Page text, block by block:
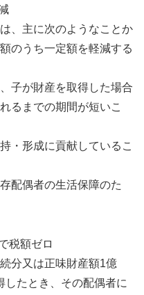
、主に次のようなことか
のうち一定額を軽減する
子が財産を取得した場合
るまでの期間が短いこ
・形成に貢献しているこ
配偶者の生活保障のた
税額ゼロ
分又は正味財産額1億
したとき、その配偶者に